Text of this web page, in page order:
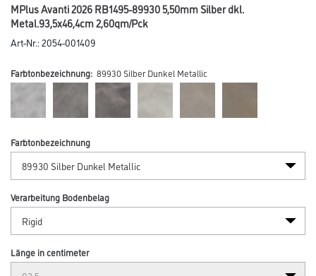
MPlus Avanti 2026 RB1495-89930 5,50mm Silber dkl.
Metal.93,5x46,4cm 2,60qm/Pck
Art-Nr.:2054-001409
Farbtonbezeichnung: 89930 Silber Dunkel Metallic
Farbtonbezeichnung
Verarbeitung Bodenbelag
Länge in centimeter